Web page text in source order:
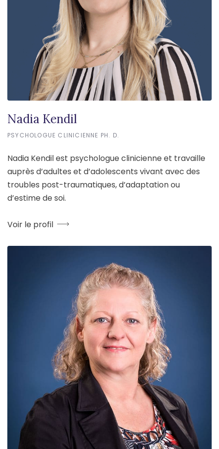
Nadia Kendil
PSYCHOLOGUE CLINICIENNE PH. D.
Nadia Kendil est psychologue clinicienne et travaille
auprès d’adultes et d’adolescents vivant avec des
troubles post-traumatiques, d’adaptation ou
d’estime de soi.
Voir le profil